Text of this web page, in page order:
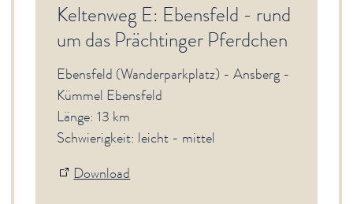
Keltenweg E: Ebensfeld - rund
um das Prächtinger Pferdchen
Ebensfeld (Wanderparkplatz) - Ansberg -
Kümmel Ebensfeld
Länge: 13 km
Schwierigkeit: leicht - mittel
Download